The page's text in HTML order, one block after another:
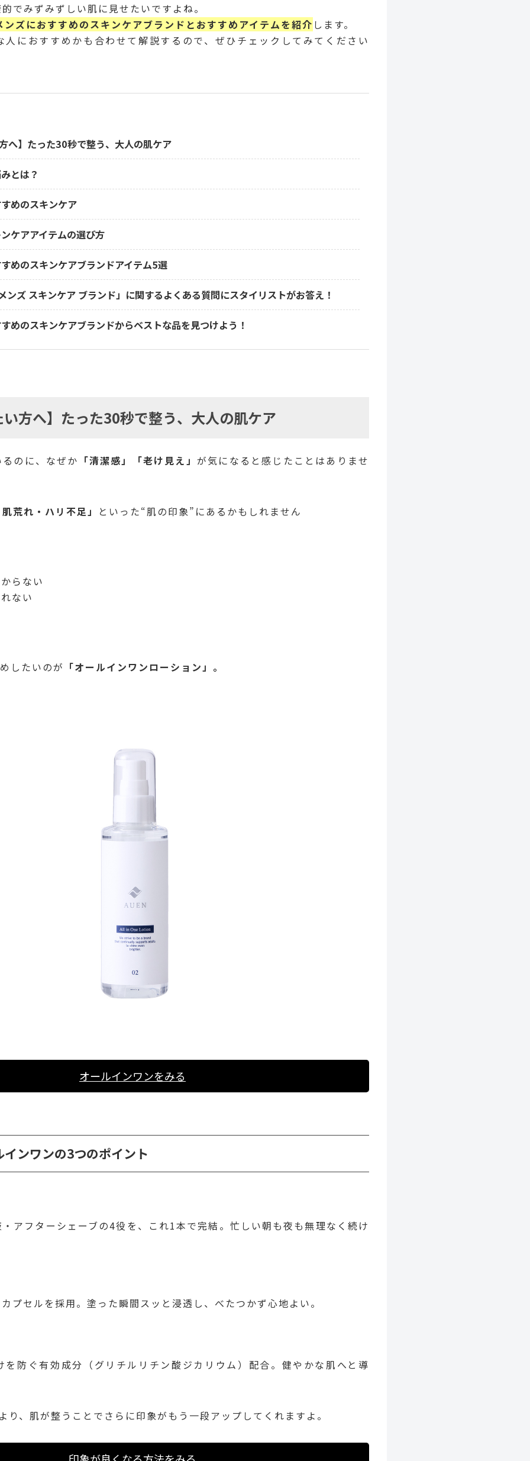
でみずみずしい肌に見せたいですよね。
ンズにおすすめのスキンケアブランドとおすすめアイテムを紹介 します。
人におすすめかも合わせて解説するので、ぜひチェックしてみてください
へ】たった30秒で整う、大人の肌ケア
とは？
めのスキンケア
ケアアイテムの選び方
めのスキンケアブランドアイテム5選
ンズ スキンケア ブランド」に関するよくある質問にスタイリストがお答え！
めのスキンケアブランドからベストな品を見つけよう！
い方へ】たった30秒で整う、大人の肌ケア
のに、なぜか 「清潔感」「老け見え」 が気になると感じたことはありませ
肌荒れ・ハリ不足」 といった“肌の印象”にあるかもしれません
らない
ない
したいのが 「オールインワンローション」。
オールインワンをみる
ンワンの3つのポイント
アフターシェーブの4役を、これ1本で完結。忙しい朝も夜も無理なく続け
プセルを採用。塗った瞬間スッと浸透し、べたつかず心地よい。
を防ぐ有効成分（グリチルリチン酸ジカリウム）配合。健やかな肌へと導
り、肌が整うことでさらに印象がもう一段アップしてくれますよ。